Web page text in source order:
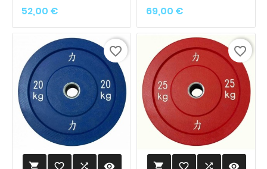
52,00 €Prix 69,00 €Prix
 favorite_border  visibility
favorite_border
 favorite_border  visibility
favorite_border